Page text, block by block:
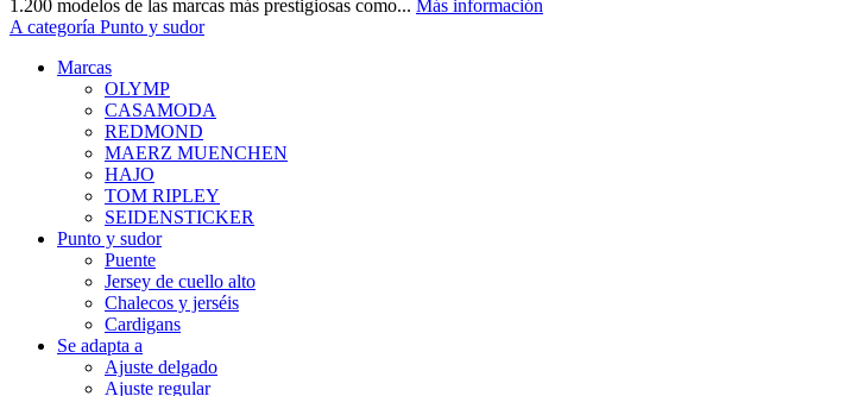
1.200 modelos de las marcas más prestigiosas como... Más información
A categoría Punto y sudor
Marcas
OLYMP
CASAMODA
REDMOND
MAERZ MUENCHEN
HAJO
TOM RIPLEY
SEIDENSTICKER
Punto y sudor
Puente
Jersey de cuello alto
Chalecos y jerséis
Cardigans
Se adapta a
Ajuste delgado
Ajuste regular